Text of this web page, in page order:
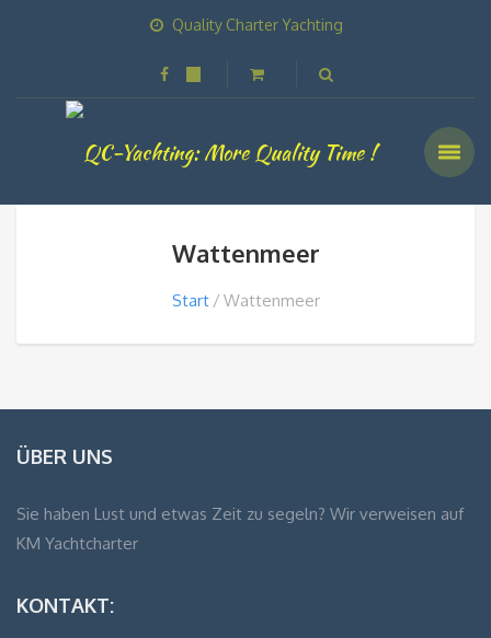
Quality Charter Yachting
Wattenmeer
Start Wattenmeer
ÜBER UNS
Sie haben Lust und etwas Zeit zu segeln? Wir verweisen auf
KM Yachtcharter
KONTAKT: